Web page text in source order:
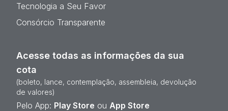
Tecnologia a Seu Favor
Consórcio Transparente
Acesse todas as informações da sua
cota
(boleto, lance, contemplação, assembleia, devolução
de valores)
Pelo App: Play Store ou App Store